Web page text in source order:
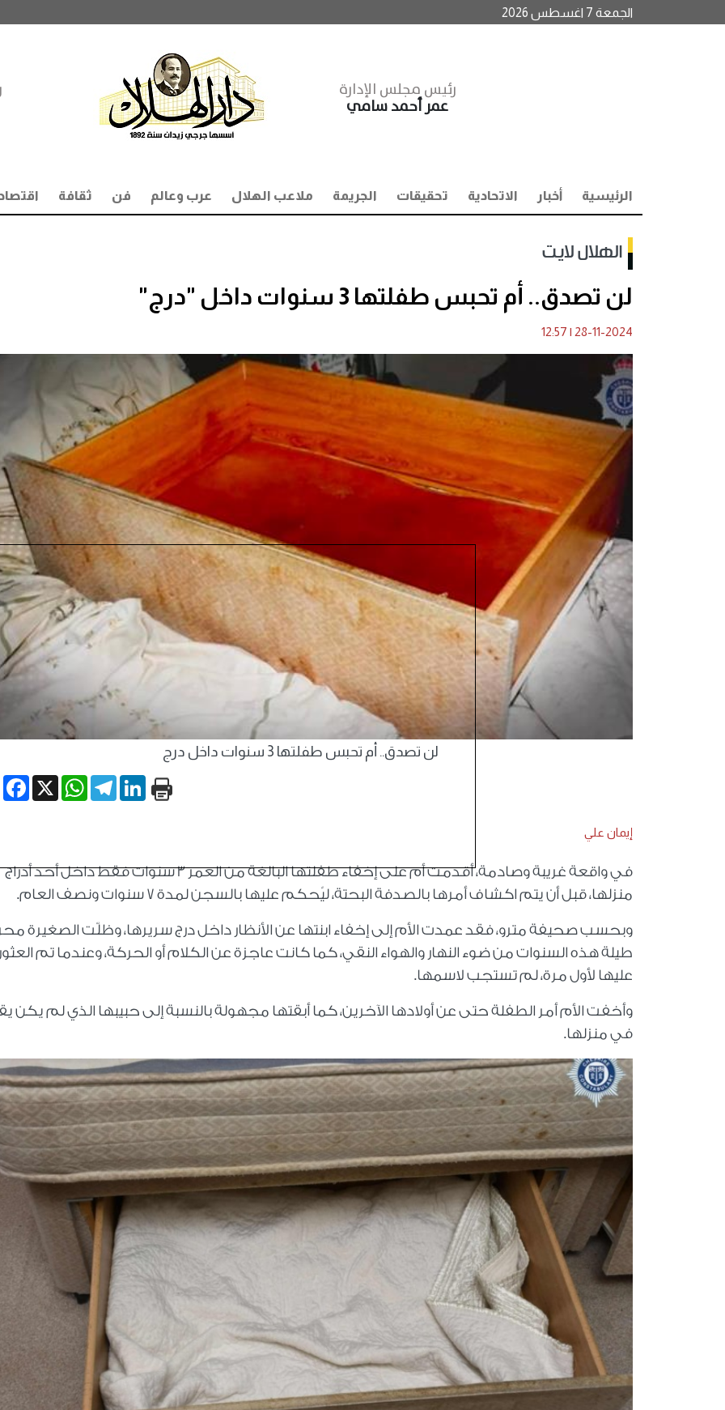
الجمعة 7 اغسطس 2026
رئيس مجلس الإدارة
عمر أحمد سامي
الرئيسية أخبار الاتحادية تحقيقات الجريمة ملاعب الهلال عرب وعالم فن ثقافة
الهلال لايت
لن تصدق.. أم تحبس طفلتها 3 سنوات داخل "درج"
28-11-2024
|
12:57
لن تصدق.. أم تحبس طفلتها 3 سنوات داخل درج
X
WhatsApp
TelegramLinkedIn
إيمان علي
في واقعة غريبة وصادمة، أقدمت أم على إخفاء طفلتها البالغة من العمر 3 سنوات فقط داخل أحد أدراج
منزلها، قبل أن يتم اكشاف أمرها بالصدفة البحتة، ليٌحكم عليها بالسجن لمدة 7 سنوات ونصف العام.
وبحسب صحيفة مترو، فقد عمدت الأم إلى إخفاء ابنتها عن الأنظار داخل درج سريرها، وظلّت الصغيرة
طيلة هذه السنوات من ضوء النهار والهواء النقي، كما كانت عاجزة عن الكلام أو الحركة، وعندما تم
عليها لأول مرة، لم تستجب لاسمها.
وأخفت الأم أمر الطفلة حتى عن أولادها الآخرين، كما أبقتها مجهولة بالنسبة إلى حبيبها الذي لم يكن
في منزلها.